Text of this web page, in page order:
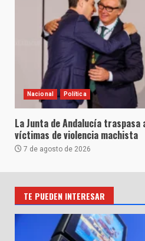
Nacional Política
La Junta de Andalucía traspasa
víctimas de violencia machista
7 de agosto de 2026
TE PUEDEN INTERESAR